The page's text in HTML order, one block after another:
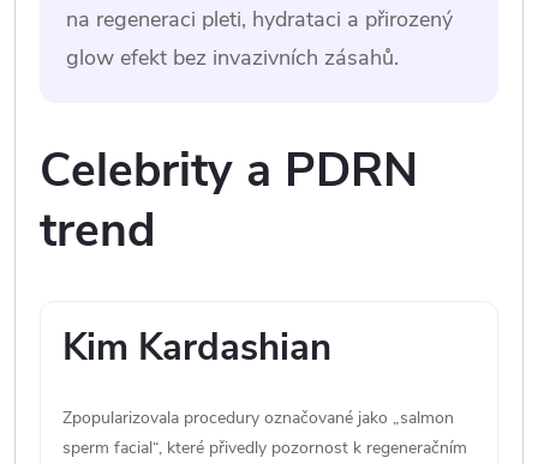
na regeneraci pleti, hydrataci a přirozený
glow efekt bez invazivních zásahů.
Celebrity a PDRN
trend
Kim Kardashian
Zpopularizovala procedury označované jako „salmon
sperm facial“, které přivedly pozornost k regeneračním